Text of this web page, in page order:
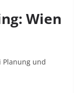
Wien
und